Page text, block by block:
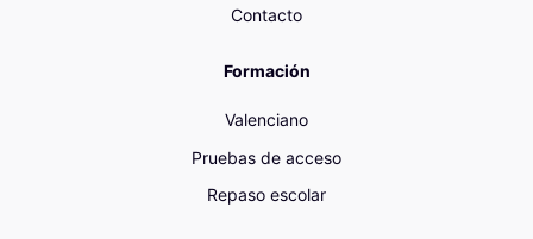
Contacto
Formación
Valenciano
Pruebas de acceso
Repaso escolar